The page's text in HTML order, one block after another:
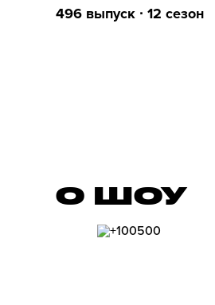
496 выпуск ∙ 12 сезон
О ШОУ